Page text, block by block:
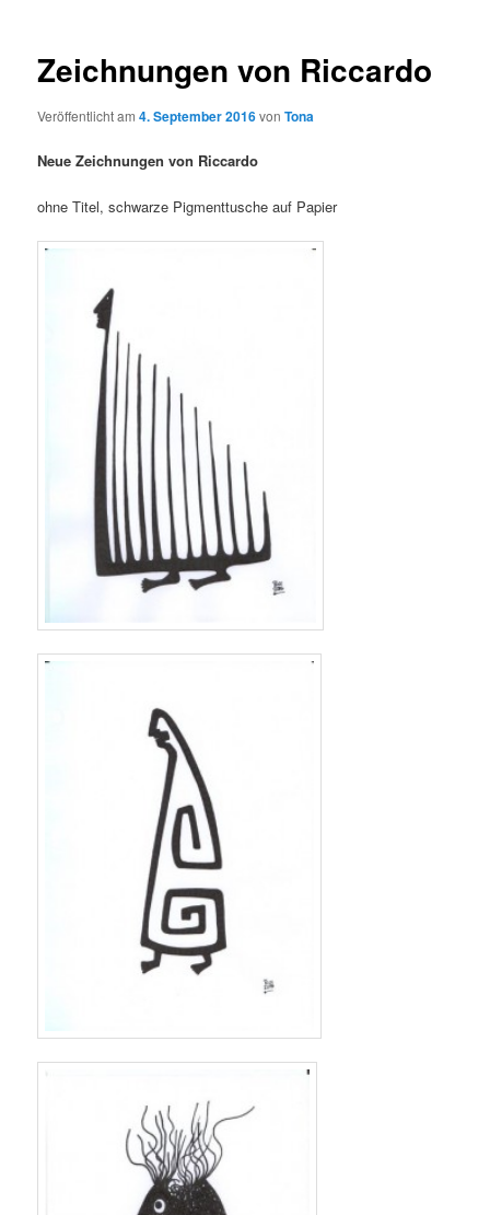
Zeichnungen von Riccardo
Veröffentlicht am4. September 2016vonTona
Neue Zeichnungen von Riccardo
ohne Titel, schwarze Pigmenttusche auf Papier